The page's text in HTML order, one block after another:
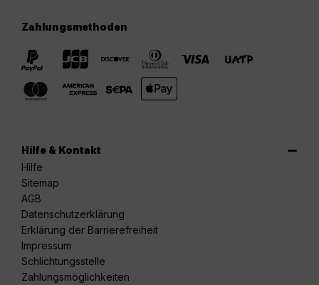
Zahlungsmethoden
Hilfe & Kontakt
Hilfe
Sitemap
AGB
Datenschutzerklärung
Erklärung der Barrierefreiheit
Impressum
Schlichtungsstelle
Zahlungsmöglichkeiten